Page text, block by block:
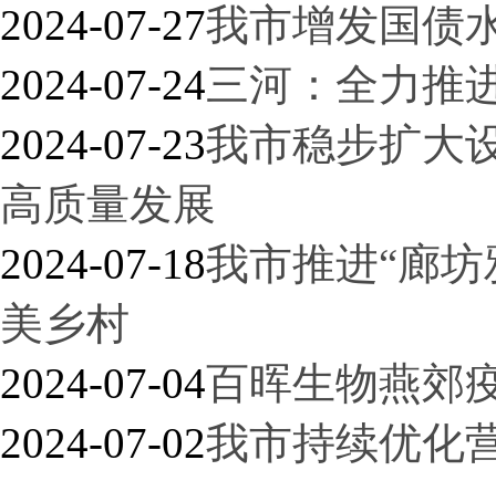
2024-07-27我市增发国债
2024-07-24三河：全力推
2024-07-23我市稳步扩大
高质量发展
2024-07-18我市推进“廊
美乡村
2024-07-04百晖生物燕郊
2024-07-02我市持续优化